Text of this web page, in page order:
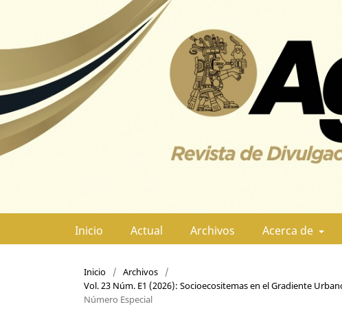
Inicio Actual Archivos Acerca de
Inicio / Archivos
/
Vol. 23 Núm. E1 (2026): Socioecositemas en el Gradiente
Número Especial